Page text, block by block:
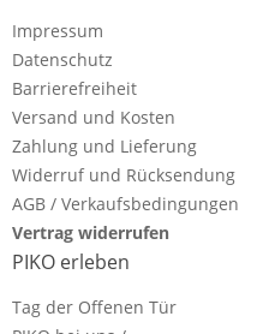
Impressum
Datenschutz
Barrierefreiheit
Versand und Kosten
Zahlung und Lieferung
Widerruf und Rücksendung
AGB / Verkaufsbedingungen
Vertrag widerrufen
PIKO erleben
Tag der Offenen Tür